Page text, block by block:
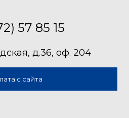
57 85 15
д.36, оф. 204
с сайта